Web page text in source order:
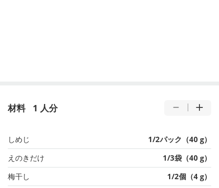
材料 1 人分
しめじ
1/2パック（40 g）
えのきだけ
1/3袋（40 g）
梅干し
1/2個（4 g）